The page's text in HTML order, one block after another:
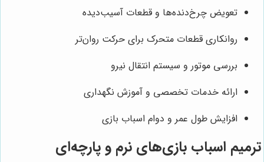
تعویض چرخ‌دنده‌ها و قطعات آسیب‌دیده
روانکاری قطعات متحرک برای حرکت روان‌تر
بررسی موتور و سیستم انتقال نیرو
ارائه خدمات تخصصی و آموزش نگهداری
افزایش طول عمر و دوام اسباب بازی
ترمیم اسباب بازی‌های نرم و پارچه‌ای